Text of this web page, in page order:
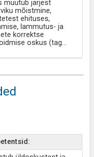
muutub järjest
mõistmine,
ehituses,
lammutus- ja
korrektse
oskus (tag...